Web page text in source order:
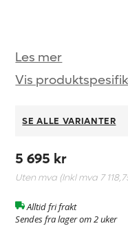
Les mer
Vis
SE ALLE VARIANTER
5 695 kr
Uten mva (Inkl mva 7
Alltid fri frakt
Sendes fra lager om 2 uker